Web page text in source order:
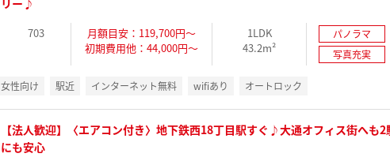
リー♪
703
月額目安：119,700円～
初期費用他：44,000円～
1LDK
43.2m²
パノラマ
写真充実
女性向け 駅近 インターネット無料 wifiあり オートロック
【法人歓迎】〈エアコン付き〉地下鉄西18丁目駅すぐ♪大通オフィス街へも
にも安心